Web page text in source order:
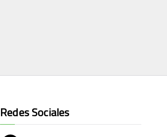
Redes Sociales